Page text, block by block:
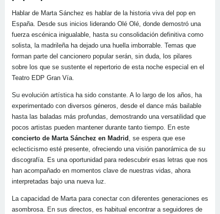
Hablar de Marta Sánchez es hablar de la historia viva del pop en
España. Desde sus inicios liderando Olé Olé, donde demostró una
fuerza escénica inigualable, hasta su consolidación definitiva como
solista, la madrileña ha dejado una huella imborrable. Temas que
forman parte del cancionero popular serán, sin duda, los pilares
sobre los que se sustente el repertorio de esta noche especial en el
Teatro EDP Gran Vía.
Su evolución artística ha sido constante. A lo largo de los años, ha
experimentado con diversos géneros, desde el dance más bailable
hasta las baladas más profundas, demostrando una versatilidad que
pocos artistas pueden mantener durante tanto tiempo. En este
concierto de Marta Sánchez en Madrid , se espera que ese
eclecticismo esté presente, ofreciendo una visión panorámica de su
discografía. Es una oportunidad para redescubrir esas letras que nos
han acompañado en momentos clave de nuestras vidas, ahora
interpretadas bajo una nueva luz.
La capacidad de Marta para conectar con diferentes generaciones es
asombrosa. En sus directos, es habitual encontrar a seguidores de